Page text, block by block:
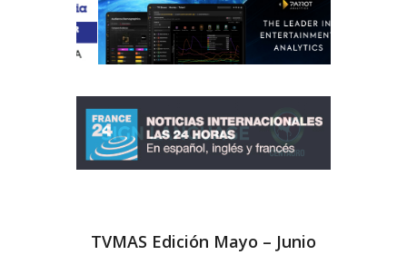
TVMAS Edición Mayo – Junio